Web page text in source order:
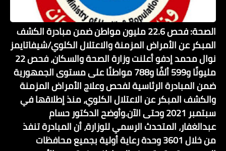
الصحة: فحص 22.6 مليون مواطن ضمن مبادرة الكشف
المبكر عن الأمراض المزمنة والاعتلال الكلوي/شيفاتايمز
نوال محمد إدفو أعلنت وزارة الصحة والسكان، فحص 22
مليونًا و599 ألفًا و788 مواطنًا على مستوى الجمهورية
ضمن المبادرة الرئاسية لفحص وعلاج الأمراض المزمنة
والكشف المبكر عن الاعتلال الكلوي، منذ إطلاقها في
سبتمبر 2021 وحتى الآن.وأوضح الدكتور حسام
عبدالغفار، المتحدث الرسمي للوزارة، أن المبادرة تنفذ
من خلال 3601 وحدة رعاية أولية بجميع محافظات